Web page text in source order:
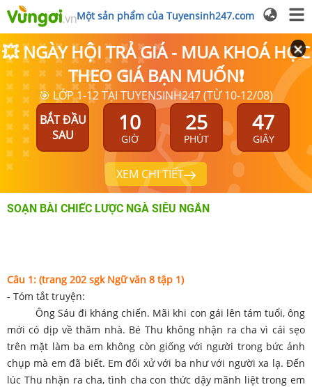
Một sản phẩm của Tuyensinh247.com
💥 NGÀY HỘI TRẢ GIÁ - MUA KHOÁ HỌC
THEO GIÁ BẠN MUỐN❗
🎯 LỚP 1-12 TẠI TUYENSINH247 (TỪ 10-12/08)
BẮT ĐẦU
SAU
10
GIỜ
25
PHÚT
47
GIÂY
XEM CHI TIẾT
SOẠN BÀI CHIẾC LƯỢC NGÀ SIÊU NGẮN
Câu 1: (trang 202 sgk Ngữ văn 8 tập 1)
- Tóm tắt truyện:
Ông Sáu đi kháng chiến. Mãi khi con gái lên tám tuổi, ông
mới có dịp về thăm nhà. Bé Thu không nhận ra cha vì cái sẹo
trên mặt làm ba em không còn giống với người trong bức ảnh
chụp mà em đã biết. Em đối xử với ba như với người xa lạ. Đến
lúc Thu nhận ra cha, tình cha con thức dậy mãnh liệt trong em